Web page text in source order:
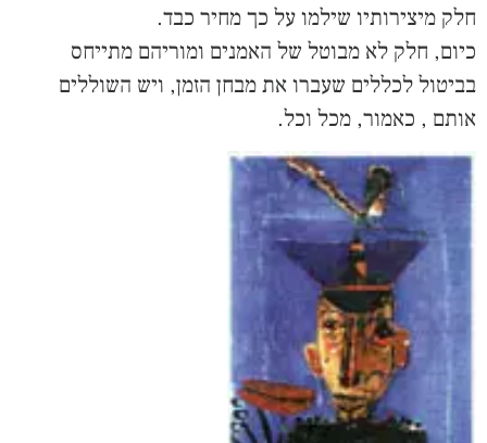
חלק מיצירותיו שילמו על כך מחיר כבד.
כיום, חלק לא מבוטל של האמנים ומוריהם מתייחס
בביטול לכללים שעברו את מבחן הזמן, ויש השוללים
אותם , כאמור, מכל וכל.